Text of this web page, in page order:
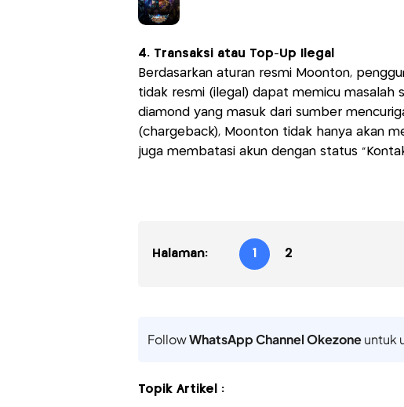
4. Transaksi atau Top-Up Ilegal
Berdasarkan aturan resmi Moonton,
tidak resmi (ilegal) dapat memicu masalah
diamond yang masuk dari sumber
(chargeback), Moonton tidak hanya akan
juga membatasi akun dengan status
Halaman: 1 2
FollowWhatsApp Channel Okezoneuntuk
Topik Artikel :